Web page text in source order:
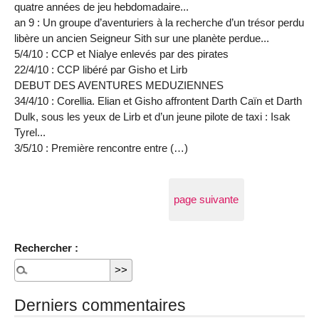
quatre années de jeu hebdomadaire...
an 9 : Un groupe d’aventuriers à la recherche d’un trésor perdu
libère un ancien Seigneur Sith sur une planète perdue...
5/4/10 : CCP et Nialye enlevés par des pirates
22/4/10 : CCP libéré par Gisho et Lirb
DEBUT DES AVENTURES MEDUZIENNES
34/4/10 : Corellia. Elian et Gisho affrontent Darth Caïn et Darth
Dulk, sous les yeux de Lirb et d’un jeune pilote de taxi : Isak
Tyrel...
3/5/10 : Première rencontre entre (…)
page suivante
Rechercher :
Derniers commentaires